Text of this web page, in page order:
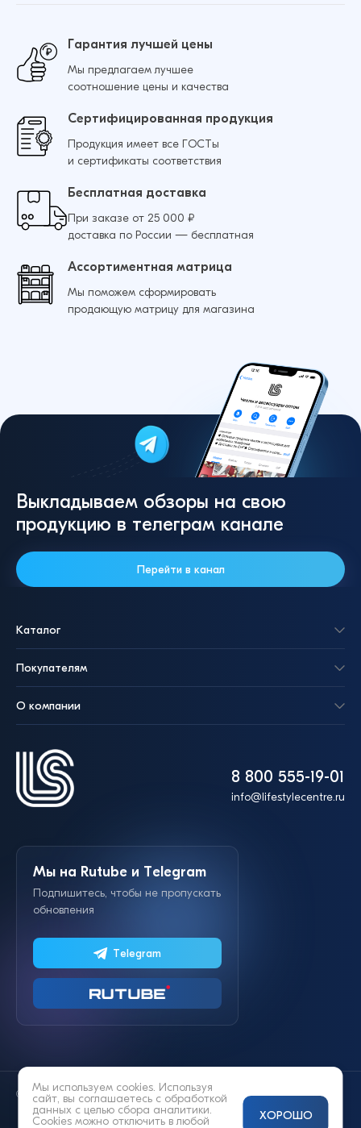
Добавить в корзину
Гарантия лучшей цены
Мы предлагаем лучшее
соотношение цены и качества
Сертифицированная продукция
Продукция имеет все ГОСТы
и сертификаты соответствия
Бесплатная доставка
При заказе от 25 000 ₽
доставка по России — бесплатная
Ассортиментная матрица
Мы поможем сформировать
продающую матрицу для магазина
Выкладываем обзоры на свою
продукцию в телеграм канале
Перейти в канал
8 800 555-19-01
info@lifestylecentre.ru
Каталог
Покупателям
О компании
Мы на Rutube и Telegram
Подпишитесь, чтобы не пропускать
обновления
Telegram
© 2014—2026 «Lifestyle»
Мы используем cookies. Используя
сайт, вы соглашаетесь с обработкой
данных с целью сбора аналитики.
Cookies можно отключить в любой
ХОРОШО